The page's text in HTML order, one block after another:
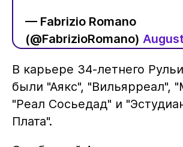
— Fabrizio Romano
(@FabrizioRomano)
В карьере 34-летнего
были "Аякс", "Вильярреал",
"Реал Сосьедад" и
Плата".